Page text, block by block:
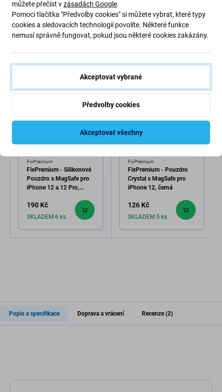
High-contrast mode
Zákazníci také kupují
FixPremium
FixPremium - Silikonové
Pouzdro s MagSafe pro
iPhone 12 a 12 Pro,
190 Kč
SKLADEM 6 ks
FixPremium
FixPremium - Pouzdro
Crystal s MagSafe pro
iPhone 12, černá
126 Kč
SKLADEM 5 ks
Popis a specifikace Doprava a vrácení Recenze (2)
můžete přečíst vzásadách Google.
Pomocí tlačítka "Předvolby cookies" si můžete vybrat, které typy
cookies a sledovacích technologií povolíte. Některé funkce
nemusí správně fungovat, pokud jsou některé cookies zakázány.
Akceptovat vybrané
Předvolby cookies
Akceptovat všechny